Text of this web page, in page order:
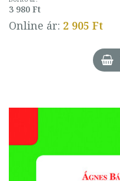
3 980 Ft
Online ár: 2 905 Ft